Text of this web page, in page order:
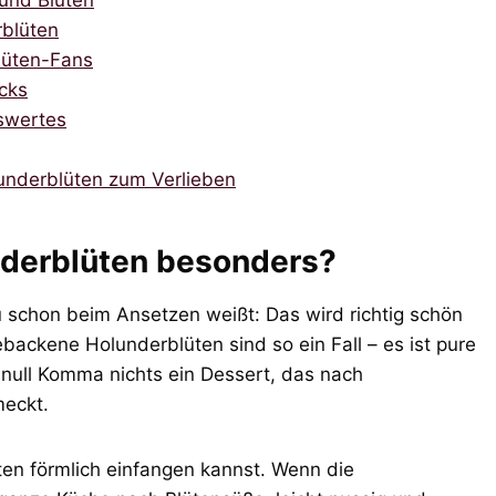
Fans
zum Verlieben
besonders?
beim Ansetzen weißt: Das wird richtig schön
Holunderblüten sind so ein Fall – es ist pure
Komma nichts ein Dessert, das nach
förmlich einfangen kannst. Wenn die